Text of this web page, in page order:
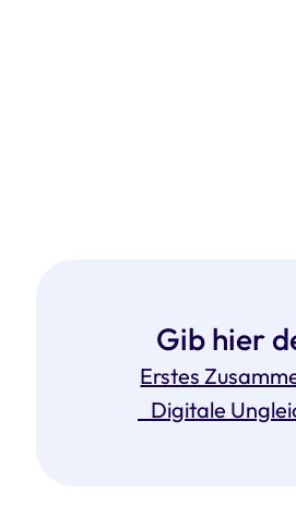
Gib hier
Erstes
Digitale